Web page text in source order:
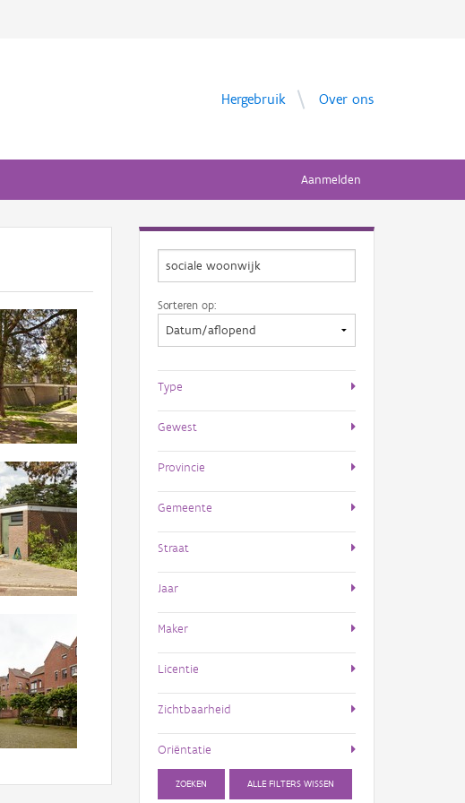
Hergebruik Over ons
Aanmelden
Sorteren op:
Type
Gewest
Provincie
Gemeente
Straat
Jaar
Maker
Licentie
Zichtbaarheid
Oriëntatie
ZOEKEN ALLE FILTERS WISSEN